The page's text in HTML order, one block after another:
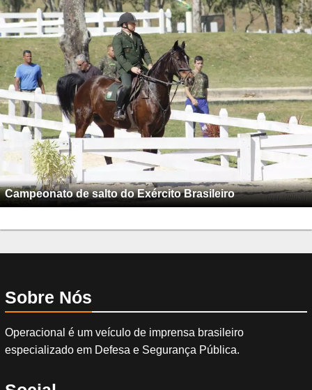
Campeonato de salto do Exército Brasileiro
Sobre Nós
Operacional é um veículo de imprensa brasileiro
especializado em Defesa e Segurança Pública.